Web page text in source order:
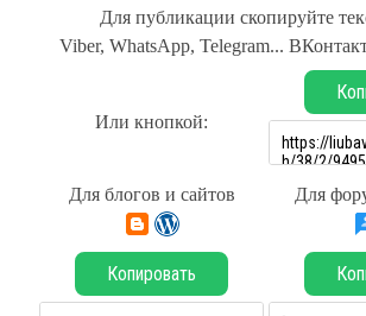
Для публикации скопируйте
Viber, WhatsApp, Telegram...
Или кнопкой:
Для блогов и сайтов Для
Копировать